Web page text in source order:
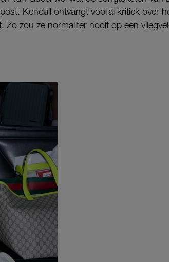
Kendall ontvangt vooral kritiek over
zou ze normaliter nooit op een